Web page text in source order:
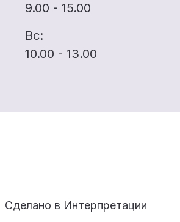
9.00 - 15.00
Вс:
10.00 - 13.00
Сделано в Интерпретации